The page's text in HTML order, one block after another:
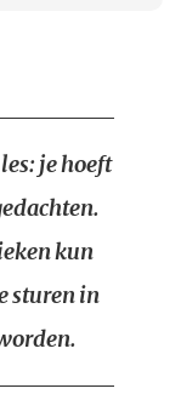
je hoeft
kun
sturen in